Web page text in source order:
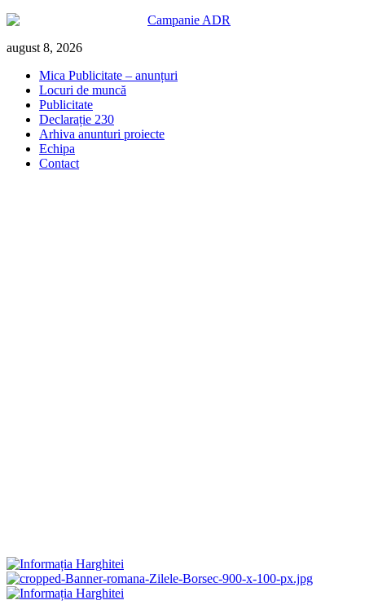
Skip
content
august 8, 2026
Mica Publicitate – anunțuri
Locuri de muncă
Publicitate
Declarație 230
Arhiva anunturi proiecte
Echipa
Contact
Primary